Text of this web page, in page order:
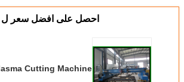
احصل على افضل سعر ل
Cutting Machine